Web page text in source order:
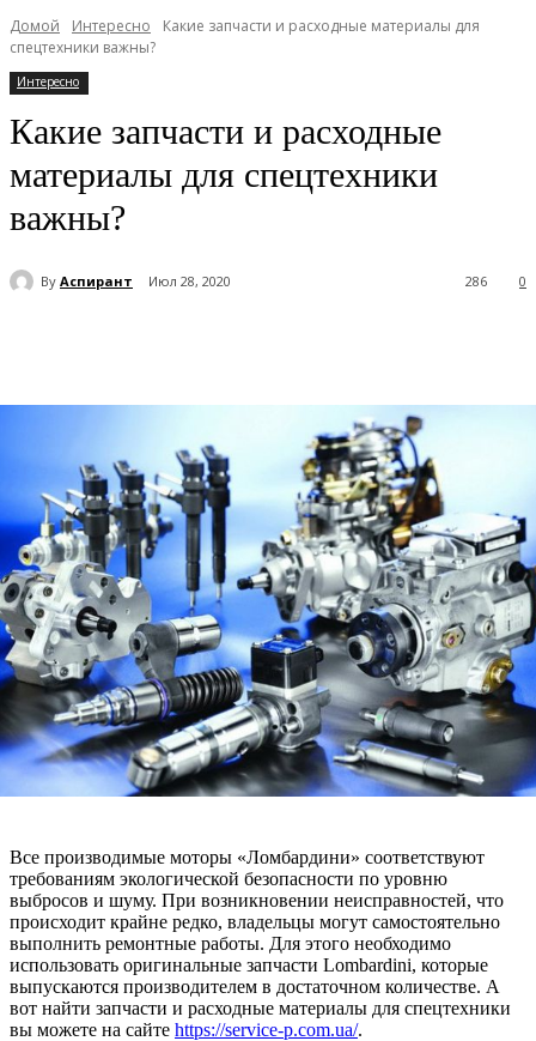
Домой Интересно
Какие запчасти и расходные материалы для
спецтехники важны?
Интересно
Какие запчасти и расходные
материалы для спецтехники
важны?
By Аспирант Июл 28, 2020 0
286
Все производимые моторы «Ломбардини» соответствуют
требованиям экологической безопасности по уровню
выбросов и шуму. При возникновении неисправностей, что
происходит крайне редко, владельцы могут самостоятельно
выполнить ремонтные работы. Для этого необходимо
использовать оригинальные запчасти Lombardini, которые
выпускаются производителем в достаточном количестве. А
вот найти запчасти и расходные материалы для спецтехники
вы можете на сайте https://service-p.com.ua/.